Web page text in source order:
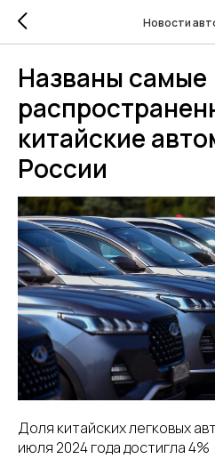
Новости
Названы самые
китайские
России
Доля китайских легковых
июля 2024 года достигла 4%